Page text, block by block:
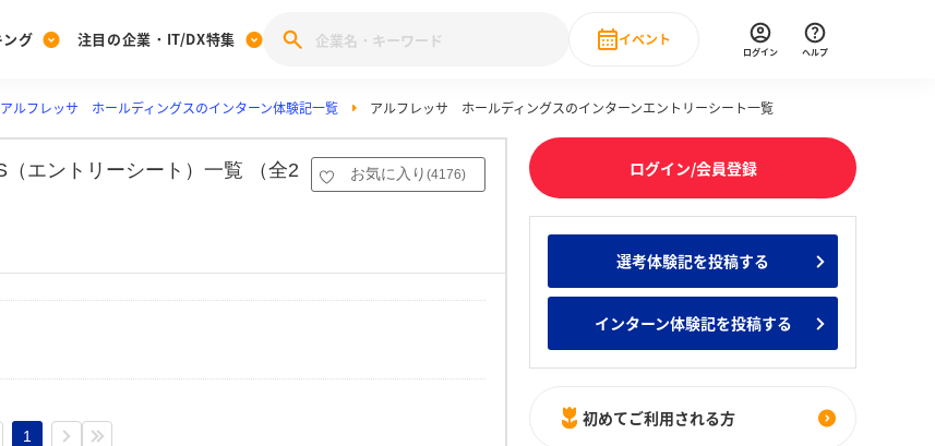
[27卒] 本選考体験記投稿キャンペーン
グ
みんなのDX企業就職ブランド調査
みんなの新卒就職人気企業ランキング みんなのインターン人気企業ランキ
注目の企業・IT/DX特集
28卒 IT・DX現場社員インタビュー
イベント
Event
直近のイベント一覧
ログイン ヘルプ
アルフレッサ ホールディングスのインターン体験記一覧 アルフレッサ ホールディングスのインターンエントリーシート一覧
エントリーシート）一覧 （全2
お気に入り (4176)
1
ログイン/会員登録
選考体験記を投稿する
インターン体験記を投稿する
初めてご利用される方